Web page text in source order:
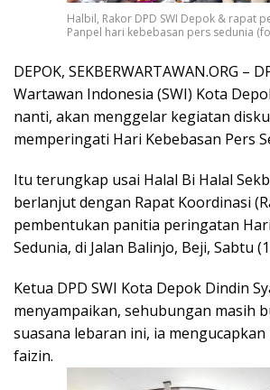
Halbil, Rakor DPD SWI Depok & rapat
Panpel hari kebebasan pers sedunia
DEPOK, SEKBERWARTAWAN.ORG –
Wartawan Indonesia (SWI) Kota
nanti, akan menggelar kegiatan
memperingati Hari Kebebasan Pers
Itu terungkap usai Halal Bi Halal
berlanjut dengan Rapat Koordinasi
pembentukan panitia peringatan
Sedunia, di Jalan Balinjo, Beji, Sabtu
Ketua DPD SWI Kota Depok Dindin
menyampaikan, sehubungan masih
suasana lebaran ini, ia mengucapkan
faizin.